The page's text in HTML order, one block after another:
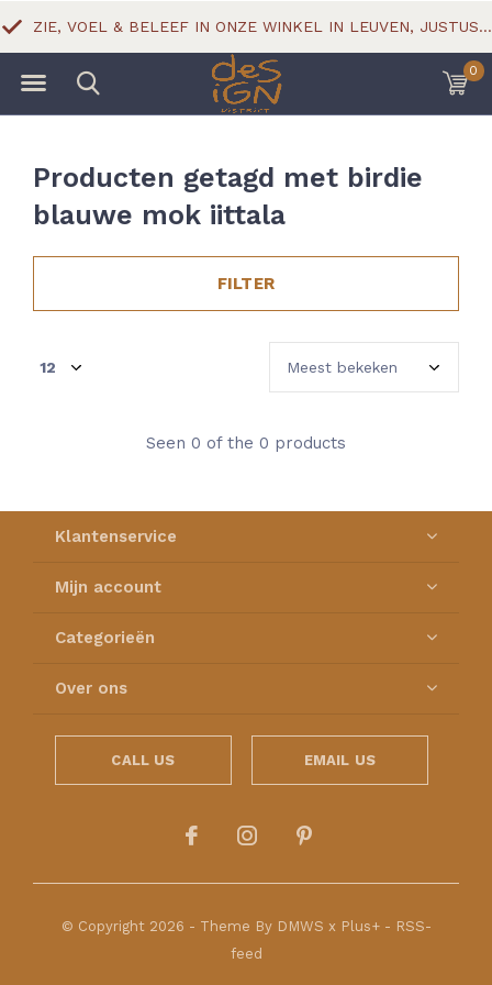
0
ZIE, VOEL & BELEEF IN ONZE WINKEL IN LEUVEN, JUSTUS LIPSIUSSTRAAT 18
Producten getagd met birdie
blauwe mok iittala
FILTER
Seen 0 of the 0 products
Klantenservice
Mijn account
Categorieën
Over ons
CALL US EMAIL US
© Copyright 2026 - Theme By DMWS x Plus+- RSS-
feed